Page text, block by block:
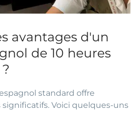
avantages d'un
de 10 heures
standard offre
Voici quelques-uns